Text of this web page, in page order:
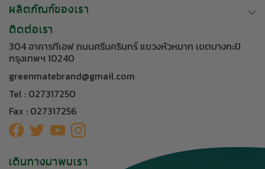
ผลิตภัณฑ์ของเรา
ติดต่อเรา
304 อาคารทีเอฟ ถนนศรีนครินทร์ แขวงหัวหมาก เขตบางกะปิ
กรุงเทพฯ 10240
greenmatebrand@gmail.com
Tel : 027317250
Fax : 027317256
เดินทางมาพบเรา